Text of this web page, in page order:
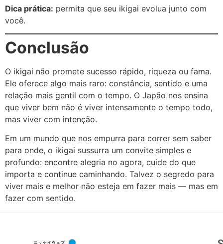
Dica prática: permita que seu ikigai evolua junto com
você.
Conclusão
O ikigai não promete sucesso rápido, riqueza ou fama.
Ele oferece algo mais raro: constância, sentido e uma
relação mais gentil com o tempo. O Japão nos ensina
que viver bem não é viver intensamente o tempo todo,
mas viver com intenção.
Em um mundo que nos empurra para correr sem saber
para onde, o ikigai sussurra um convite simples e
profundo: encontre alegria no agora, cuide do que
importa e continue caminhando. Talvez o segredo para
viver mais e melhor não esteja em fazer mais — mas em
fazer com sentido.